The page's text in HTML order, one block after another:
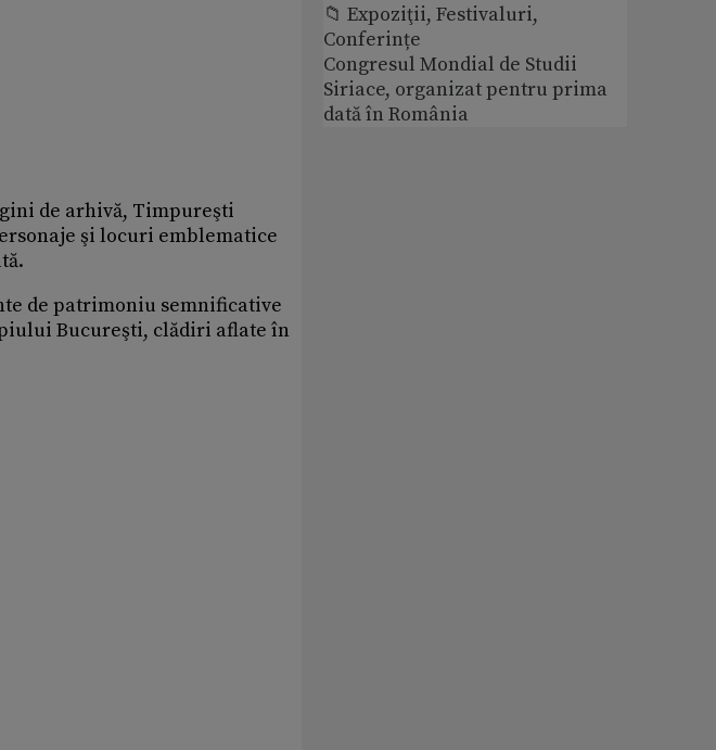
de arhivă, Timpureşti
şi locuri emblematice
de patrimoniu semnificative
Bucureşti, clădiri aflate în
📁 Expoziţii, Festivaluri,
Conferințe
Congresul Mondial de Studii
Siriace, organizat pentru prima
dată în România